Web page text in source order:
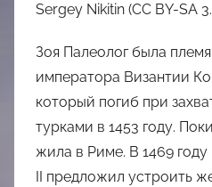
Sergey Nikitin (CC BY-SA
Зоя Палеолог была
императора Византии
который погиб при
турками в 1453 году.
жила в Риме. В 1469
II предложил устроить